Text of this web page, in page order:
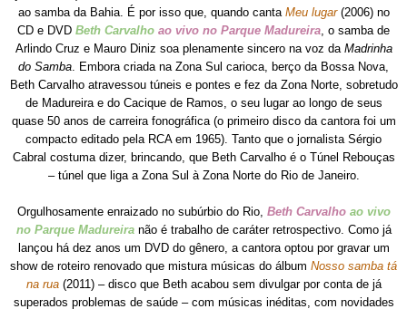
ao samba da Bahia. É por isso que, quando canta Meu lugar(2006) no
CD e DVD Beth Carvalho ao vivo no Parque Madureira , o samba de
Arlindo Cruz e Mauro Diniz soa plenamente sincero na voz da Madrinha
do Samba . Embora criada na Zona Sul carioca, berço da Bossa Nova,
Beth Carvalho atravessou túneis e pontes e fez da Zona Norte, sobretudo
de Madureira e do Cacique de Ramos, o seu lugar ao longo de seus
quase 50 anos de carreira fonográfica (o primeiro disco da cantora foi um
compacto editado pela RCA em 1965). Tanto que o jornalista Sérgio
Cabral costuma dizer, brincando, que Beth Carvalho é o Túnel Rebouças
– túnel que liga a Zona Sul à Zona Norte do Rio de Janeiro.
Orgulhosamente enraizado no subúrbio do Rio, Beth Carvalho ao vivo
no Parque Madureiranão é trabalho de caráter retrospectivo. Como já
lançou há dez anos um DVD do gênero, a cantora optou por gravar um
show de roteiro renovado que mistura músicas do álbum Nosso samba tá
na rua(2011) – disco que Beth acabou sem divulgar por conta de já
superados problemas de saúde – com músicas inéditas, com novidades